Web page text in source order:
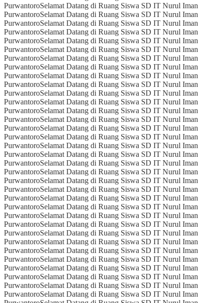
PurwantoroSelamat Datang di Ruang Siswa SD IT Nurul Iman
PurwantoroSelamat Datang di Ruang Siswa SD IT Nurul Iman
PurwantoroSelamat Datang di Ruang Siswa SD IT Nurul Iman
PurwantoroSelamat Datang di Ruang Siswa SD IT Nurul Iman
PurwantoroSelamat Datang di Ruang Siswa SD IT Nurul Iman
PurwantoroSelamat Datang di Ruang Siswa SD IT Nurul Iman
PurwantoroSelamat Datang di Ruang Siswa SD IT Nurul Iman
PurwantoroSelamat Datang di Ruang Siswa SD IT Nurul Iman
PurwantoroSelamat Datang di Ruang Siswa SD IT Nurul Iman
PurwantoroSelamat Datang di Ruang Siswa SD IT Nurul Iman
PurwantoroSelamat Datang di Ruang Siswa SD IT Nurul Iman
PurwantoroSelamat Datang di Ruang Siswa SD IT Nurul Iman
PurwantoroSelamat Datang di Ruang Siswa SD IT Nurul Iman
PurwantoroSelamat Datang di Ruang Siswa SD IT Nurul Iman
PurwantoroSelamat Datang di Ruang Siswa SD IT Nurul Iman
PurwantoroSelamat Datang di Ruang Siswa SD IT Nurul Iman
PurwantoroSelamat Datang di Ruang Siswa SD IT Nurul Iman
PurwantoroSelamat Datang di Ruang Siswa SD IT Nurul Iman
PurwantoroSelamat Datang di Ruang Siswa SD IT Nurul Iman
PurwantoroSelamat Datang di Ruang Siswa SD IT Nurul Iman
PurwantoroSelamat Datang di Ruang Siswa SD IT Nurul Iman
PurwantoroSelamat Datang di Ruang Siswa SD IT Nurul Iman
PurwantoroSelamat Datang di Ruang Siswa SD IT Nurul Iman
PurwantoroSelamat Datang di Ruang Siswa SD IT Nurul Iman
PurwantoroSelamat Datang di Ruang Siswa SD IT Nurul Iman
PurwantoroSelamat Datang di Ruang Siswa SD IT Nurul Iman
PurwantoroSelamat Datang di Ruang Siswa SD IT Nurul Iman
PurwantoroSelamat Datang di Ruang Siswa SD IT Nurul Iman
PurwantoroSelamat Datang di Ruang Siswa SD IT Nurul Iman
PurwantoroSelamat Datang di Ruang Siswa SD IT Nurul Iman
PurwantoroSelamat Datang di Ruang Siswa SD IT Nurul Iman
PurwantoroSelamat Datang di Ruang Siswa SD IT Nurul Iman
PurwantoroSelamat Datang di Ruang Siswa SD IT Nurul Iman
PurwantoroSelamat Datang di Ruang Siswa SD IT Nurul Iman